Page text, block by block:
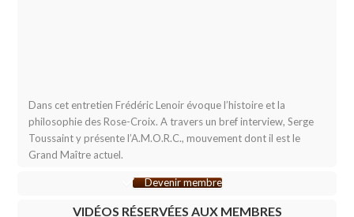
Dans cet entretien Frédéric Lenoir évoque l’histoire et la
philosophie des Rose-Croix. A travers un bref interview, Serge
Toussaint y présente l’A.M.O.R.C., mouvement dont il est le
Grand Maître actuel.
Devenir membre
VIDÉOS RÉSERVÉES AUX MEMBRES